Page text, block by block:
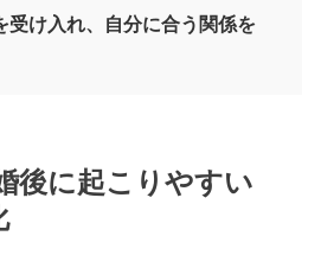
受け入れ、自分に合う関係を
後に起こりやすい